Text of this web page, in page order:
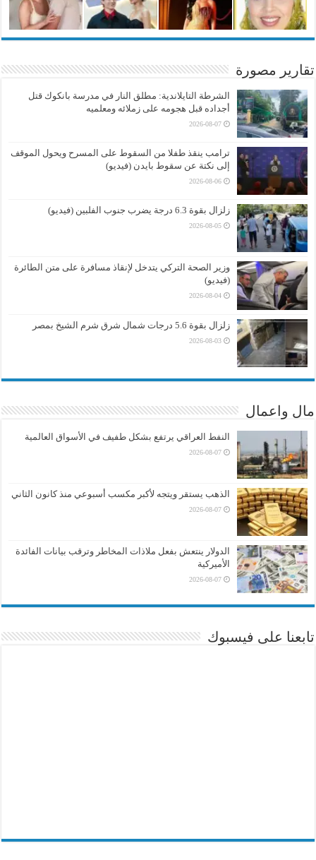
تقارير مصورة
الشرطة التايلاندية: مطلق النار في مدرسة بانكوك قتل
أجداده قبل هجومه على زملائه ومعلميه
2026-08-07
ترامب ينقذ طفلا من السقوط على المسرح ويحول الموقف
إلى نكتة عن سقوط بايدن (فيديو)
2026-08-06
زلزال بقوة 6.3 درجة يضرب جنوب الفلبين (فيديو)
2026-08-05
وزير الصحة التركي يتدخل لإنقاذ مسافرة على متن الطائرة
(فيديو)
2026-08-04
زلزال بقوة 5.6 درجات شمال شرق شرم الشيخ بمصر
2026-08-03
مال واعمال
النفط العراقي يرتفع بشكل طفيف في الأسواق العالمية
2026-08-07
الذهب يستقر ويتجه لأكبر مكسب أسبوعي منذ كانون الثاني
2026-08-07
الدولار ينتعش بفعل ملاذات المخاطر وترقب بيانات الفائدة
الأميركية
2026-08-07
تابعنا على فيسبوك